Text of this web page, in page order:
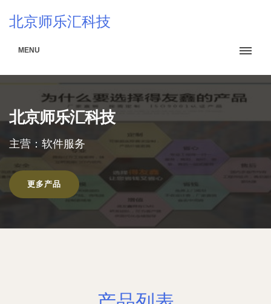
北京师乐汇科技
MENU
北京师乐汇科技
主营：软件服务
更多产品